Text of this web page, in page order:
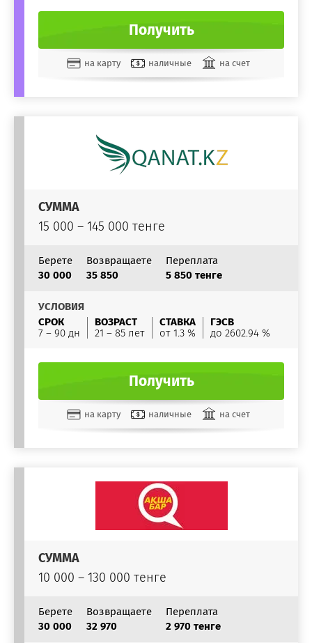
Получить
на карту наличные на счет
СУММА
15 000 – 145 000 тенге
Берете
30 000
Возвращаете
35 850
Переплата
5 850 тенге
УСЛОВИЯ
СРОК
7 – 90 дн
ВОЗРАСТ
21 – 85 лет
СТАВКА
от 1.3 %
ГЭСВ
до 2602.94 %
Получить
на карту наличные на счет
СУММА
10 000 – 130 000 тенге
Берете
30 000
Возвращаете
32 970
Переплата
2 970 тенге